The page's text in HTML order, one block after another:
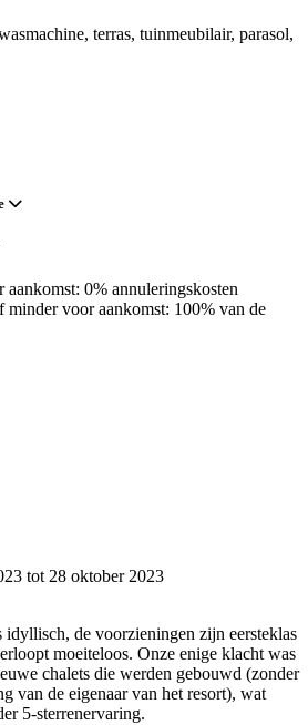
, terras, tuinmeubilair, parasol,
0% annuleringskosten
voor aankomst: 100% van de
tot 28 oktober 2023
de voorzieningen zijn eersteklas
moeiteloos. Onze enige klacht was
chalets die werden gebouwd (zonder
van de eigenaar van het resort), wat
5-sterrenervaring.